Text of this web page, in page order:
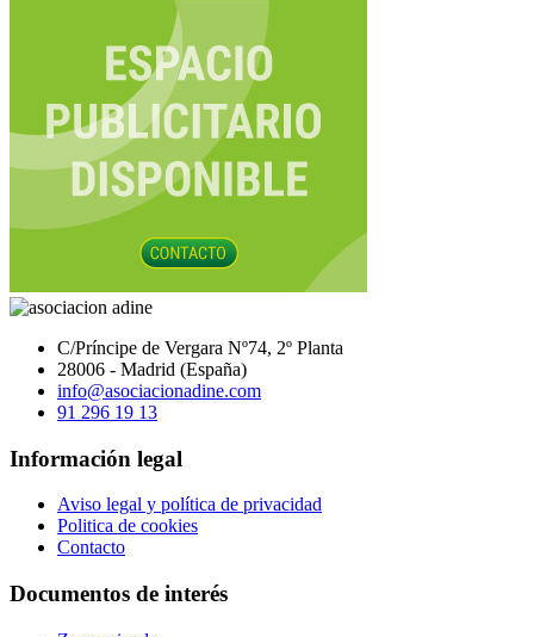
C/Príncipe de Vergara Nº74, 2º Planta
28006 - Madrid (España)
info@asociacionadine.com
91 296 19 13
Información legal
Aviso legal y política de privacidad
Politica de cookies
Contacto
Documentos de interés